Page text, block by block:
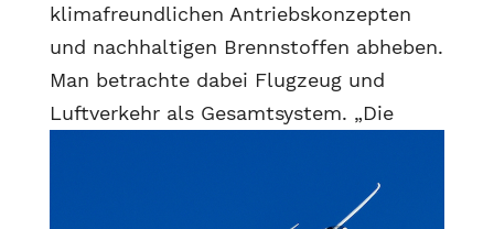
klimafreundlichen Antriebskonzepten
und nachhaltigen Brennstoffen abheben.
Man betrachte dabei Flugzeug und
Luftverkehr als Gesamtsystem. „Die